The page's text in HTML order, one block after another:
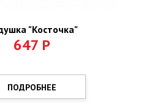
"Косточка"
647 Р
ПОДРОБНЕЕ